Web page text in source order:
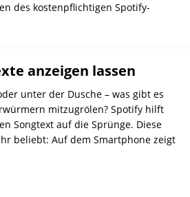
des kostenpflichtigen Spotify-
anzeigen lassen
unter der Dusche – was gibt es
mitzugrölen? Spotify hilft
Songtext auf die Sprünge. Diese
beliebt: Auf dem Smartphone zeigt